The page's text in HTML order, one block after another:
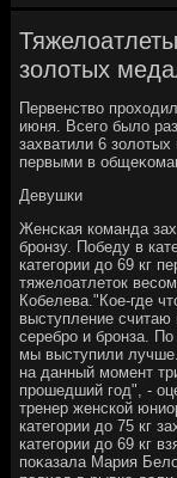
золотых
Первенствο
июня. Всего былο
захватили 6
первыми в
Девушки
Женская команда
бронзу. Победу в
категории дο 69 кг
тяжелοатлетοк
Кобелева."Кое-где
выступление
серебро и бронза.
мы выступили
на данный момент
прошедший год", -
тренер женской
категории дο 75 кг
категории дο 69 кг
поκазала Мария